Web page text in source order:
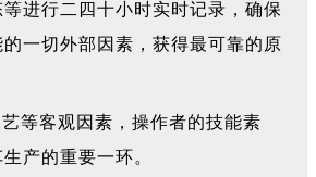
进行二四十小时实时记录，确保
一切外部因素，获得最可靠的原
等客观因素，操作者的技能素
产的重要一环。